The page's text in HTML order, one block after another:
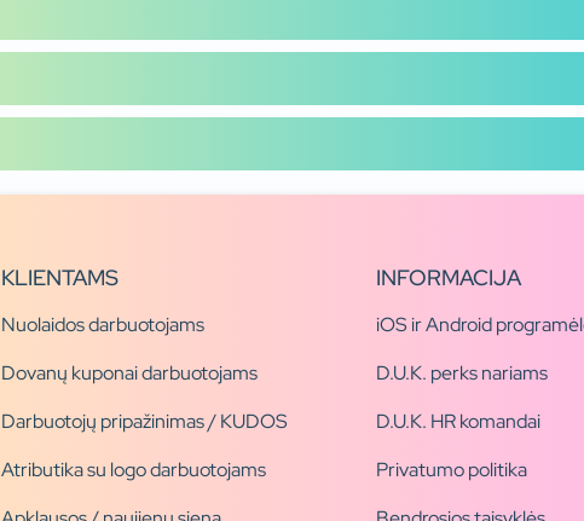
KLIENTAMS
Nuolaidos darbuotojams
Dovanų kuponai darbuotojams
Darbuotojų pripažinimas / KUDOS
Atributika su logo darbuotojams
INFORMACIJA
iOS ir Android
D.U.K. perks nariams
D.U.K. HR komandai
Privatumo politika